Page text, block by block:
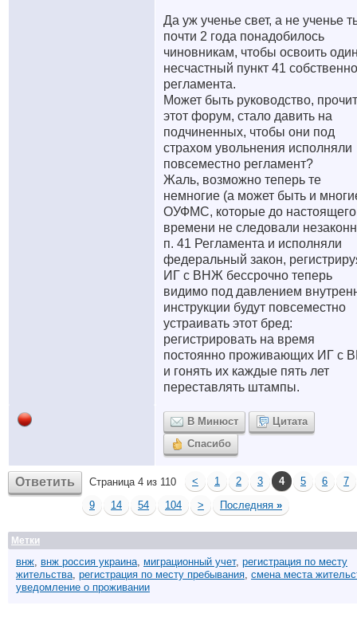
Да уж ученье свет, а не ученье
почти 2 года понадобилось
чиновникам, чтобы освоить
несчастный пункт 41
регламента.
Может быть руководство,
этот форум, стало давить на
подчиненных, чтобы они под
страхом увольнения исполняли
повсеместно регламент?
Жаль, возможно теперь те
немногие (а может быть и
ОУФМС, которые до настоящего
времени не следовали
п. 41 Регламента и исполняли
федеральный закон,
ИГ с ВНЖ бессрочно теперь
видимо под давлением
инструкции будут повсеместно
устраивать этот бред:
регистрировать на время
постоянно проживающих ИГ с
и гонять их каждые пять лет
переставлять штампы.
В Минюст
Цитата
Спасибо
Ответить Страница 4 из 110 < 1 2 3 4 5 6
7
9
14 54 104 > Последняя »
Метки
внж, внж россия украина, миграционный учет, регистрация по месту
жительства, регистрация по месту пребывания, смена места
уведомление о проживании